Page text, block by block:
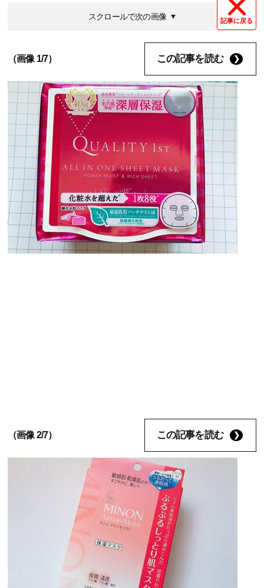
記事に戻る
スクロールで次の画像
（画像 1/7） この記事を読む
（画像 2/7） この記事を読む